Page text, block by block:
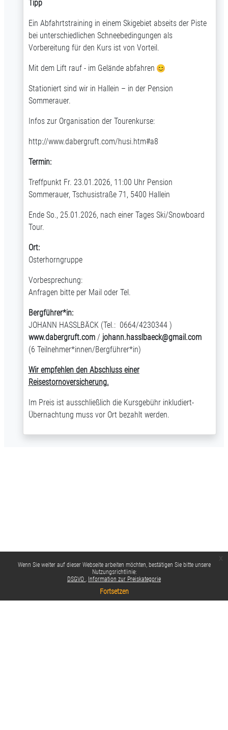
Wenn Sie weiter auf dieser Webseite arbeiten möchten, bestätigen Sie bitte unsere
Nutzungsrichtlinie:
DSGVO
Information zur Preiskategorie
Fortsetzen
Tipp
Ein Abfahrtstraining in einem Skigebiet abseits der Piste
bei unterschiedlichen Schneebedingungen als
Vorbereitung für den Kurs ist von Vorteil.
Mit dem Lift rauf - im Gelände abfahren
Stationiert sind wir in Hallein – in der Pension
Sommerauer.
Infos zur Organisation der Tourenkurse:
http://www.dabergruft.com/husi.htm#a8
Termin:
Treffpunkt Fr. 23.01.2026, 11:00 Uhr Pension
Sommerauer, Tschusistraße 71, 5400 Hallein
Ende So., 25.01.2026, nach einer Tages Ski/Snowboard
Tour.
Ort:
Osterhorngruppe
Vorbesprechung:
Anfragen bitte per Mail oder Tel.
Bergführer*in:
JOHANN HASSLBÄCK (Tel.: 0664/4230344 )
www.dabergruft.com/ johann.hasslbaeck@gmail.com
(6 Teilnehmer*innen/Bergführer*in)
Wir empfehlen den Abschluss einer
Reisestornoversicherung.
Im Preis ist ausschließlich die Kursgebühr inkludiert-
Übernachtung muss vor Ort bezahlt werden.